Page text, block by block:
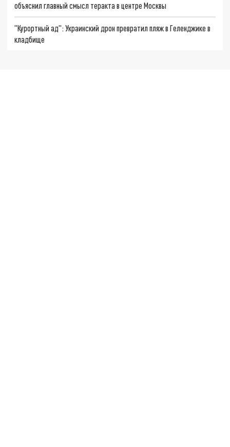
объяснил главный смысл теракта в центре Москвы
"Курортный ад": Украинский дрон превратил пляж в Геленджике в
кладбище